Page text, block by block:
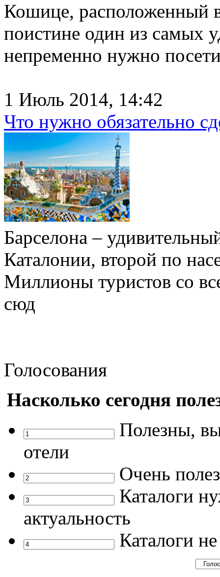
Кошице, расположенный
поистине один из самых
непременно нужно
1 Июль 2014, 14:42
Что нужно обязательно
Барселона –
Каталонии, второй по
Миллионы туристов со
сюд
Голосования
Насколько сегодня
Полезны,
отели
Очень
Каталоги
актуальность
Каталоги